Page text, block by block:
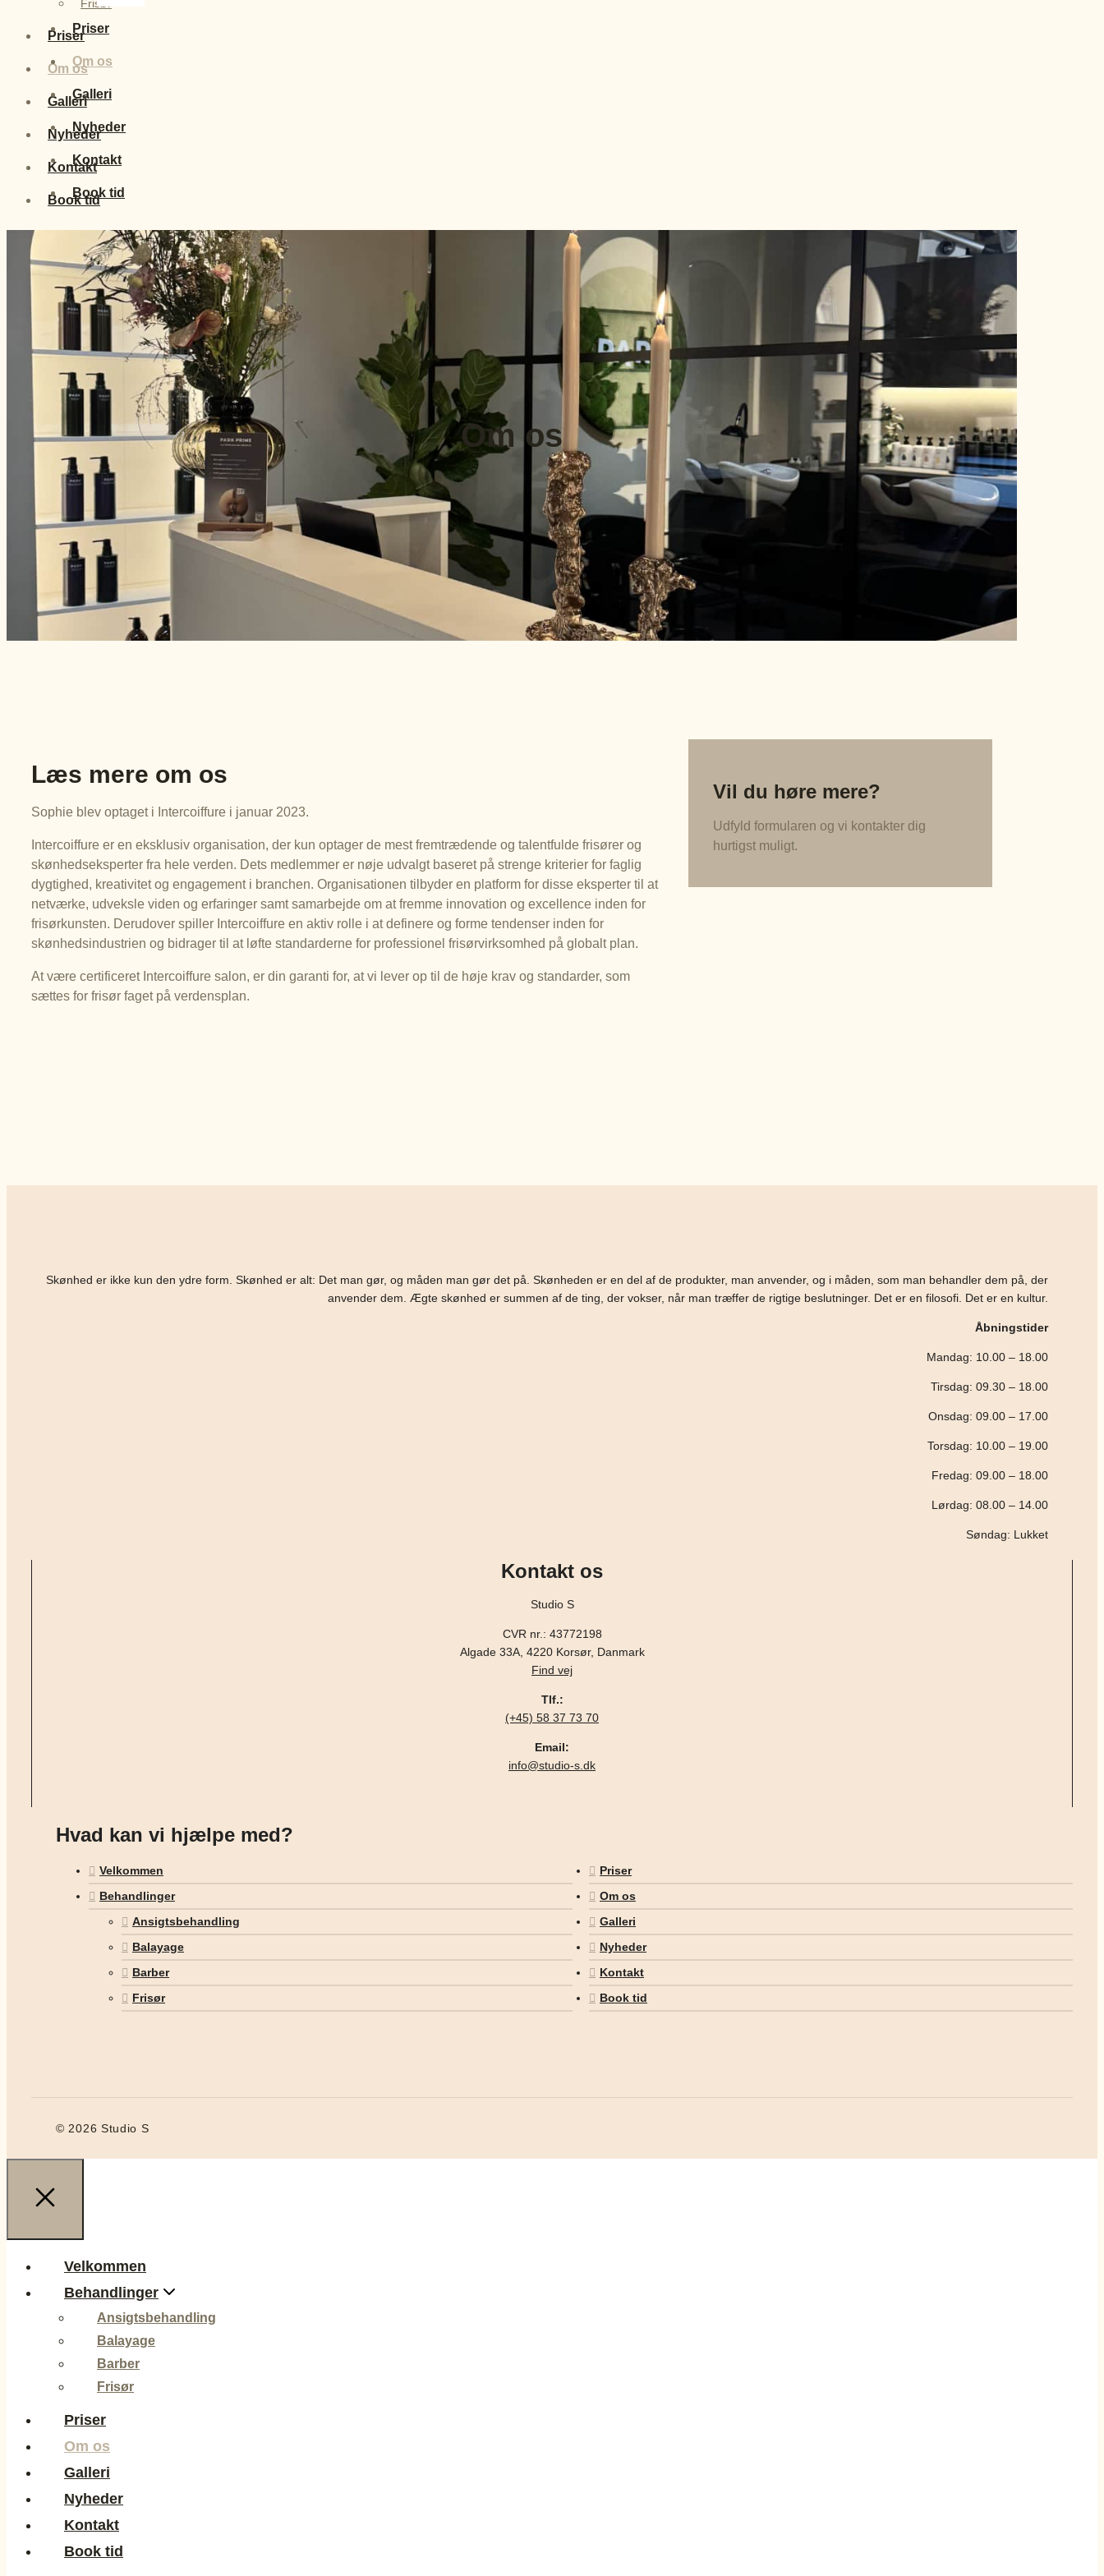
Priser
Om os
Galleri
Nyheder
Kontakt
Book tid
Frisør
Priser
Om os
Galleri
Nyheder
Kontakt
Book tid
Om os
Læs mere om os
Sophie blev optaget i Intercoiffure i januar 2023.
Intercoiffure er en eksklusiv organisation, der kun optager de mest fremtrædende og talentfulde frisører og
skønhedseksperter fra hele verden. Dets medlemmer er nøje udvalgt baseret på strenge kriterier for faglig
dygtighed, kreativitet og engagement i branchen. Organisationen tilbyder en platform for disse eksperter til at
netværke, udveksle viden og erfaringer samt samarbejde om at fremme innovation og excellence inden for
frisørkunsten. Derudover spiller Intercoiffure en aktiv rolle i at definere og forme tendenser inden for
skønhedsindustrien og bidrager til at løfte standarderne for professionel frisørvirksomhed på globalt plan.
At være certificeret Intercoiffure salon, er din garanti for, at vi lever op til de høje krav og standarder, som
sættes for frisør faget på verdensplan.
Vil du høre mere?
Udfyld formularen og vi kontakter dig
hurtigst muligt.
Skønhed er ikke kun den ydre form. Skønhed er alt: Det man gør, og måden man gør det på. Skønheden er en del af de produkter, man anvender, og i måden, som man behandler dem på, der
anvender dem. Ægte skønhed er summen af de ting, der vokser, når man træffer de rigtige beslutninger. Det er en filosofi. Det er en kultur.
Åbningstider
Mandag: 10.00 – 18.00
Tirsdag: 09.30 – 18.00
Onsdag: 09.00 – 17.00
Torsdag: 10.00 – 19.00
Fredag: 09.00 – 18.00
Lørdag: 08.00 – 14.00
Søndag: Lukket
Kontakt os
Studio S
CVR nr.: 43772198
Algade 33A, 4220 Korsør, Danmark
Find vej
Tlf.:
(+45) 58 37 73 70
Email:
info@studio-s.dk
Hvad kan vi hjælpe med?
Velkommen
Behandlinger
Ansigtsbehandling
Balayage
Barber
Frisør
Priser
Om os
Galleri
Nyheder
Kontakt
Book tid
© 2026 Studio S
Velkommen
Behandlinger
Ansigtsbehandling
Balayage
Barber
Frisør
Priser
Om os
Galleri
Nyheder
Kontakt
Book tid